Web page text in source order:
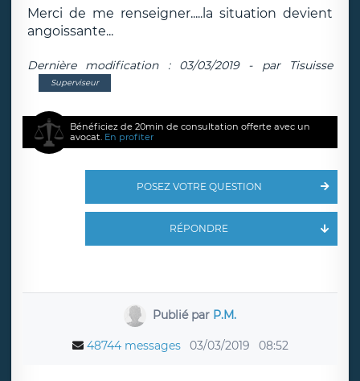
Merci de me renseigner.....la situation devient
angoissante...
Dernière modification : 03/03/2019 - par Tisuisse
Superviseur
Bénéficiez de 20min de consultation offerte avec un
avocat. En profiter
POSEZ VOTRE QUESTION
RÉPONDRE
Publié par P.M.
48744 messages 03/03/2019 08:52